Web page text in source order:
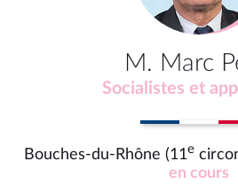
M. Marc
Socialistes et
Bouches-du-Rhône (11e
en cours